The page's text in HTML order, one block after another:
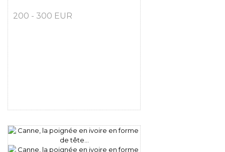
200 - 300 EUR